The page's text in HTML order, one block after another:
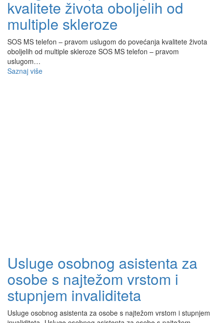
kvalitete života oboljelih od
multiple skleroze
SOS MS telefon – pravom uslugom do povećanja kvalitete života
oboljelih od multiple skleroze SOS MS telefon – pravom
uslugom…
Saznaj više
Usluge osobnog asistenta za
osobe s najtežom vrstom i
stupnjem invaliditeta
Usluge osobnog asistenta za osobe s najtežom vrstom i stupnjem